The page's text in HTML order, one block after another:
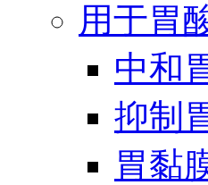
用于胃
中和
抑制
胃黏